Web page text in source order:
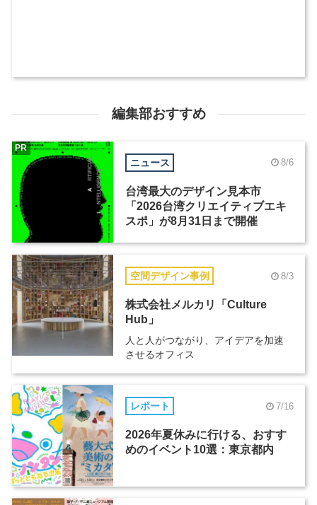
編集部おすすめ
ニュース 8/6
台湾最大のデザイン見本市
「2026台湾クリエイティブエキ
スポ」が8月31日まで開催
PR
空間デザイン事例 8/3
株式会社メルカリ「Culture
Hub」
人と人がつながり、アイデアを加速
させるオフィス
レポート 7/16
2026年夏休みに行ける、おすす
めのイベント10選：東京都内